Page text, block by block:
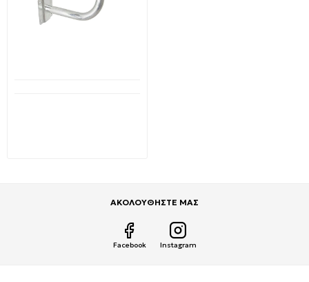
ΑΚΟΛΟΥΘΗΣΤΕ ΜΑΣ
Facebook Instagram